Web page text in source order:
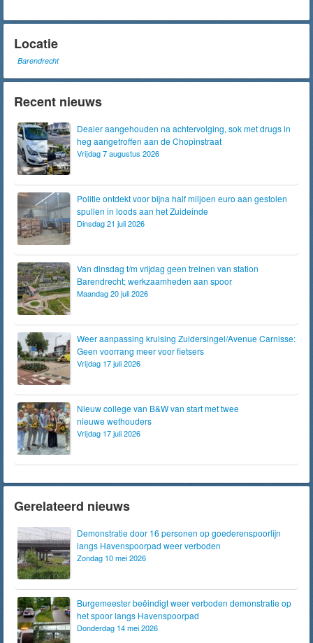
Locatie
Barendrecht
Recent nieuws
Dealer aangehouden na achtervolging, sok met drugs in
heg aangetroffen aan de Chopinstraat
Vrijdag 7 augustus 2026
Politie ontdekt voor bijna half miljoen euro aan gestolen
spullen in loods aan het Zuideinde
Dinsdag 21 juli 2026
Van dinsdag t/m vrijdag geen treinen van station
Barendrecht; werkzaamheden aan spoor
Maandag 20 juli 2026
Weer aanpassing kruising Zuidersingel/Avenue Carnisse:
Geen voorrang meer voor fietsers
Vrijdag 17 juli 2026
Nieuw college van B&W van start met twee
nieuwe wethouders
Vrijdag 17 juli 2026
Gerelateerd nieuws
Demonstratie door 16 personen op goederenspoorlijn
langs Havenspoorpad weer verboden
Zondag 10 mei 2026
Burgemeester beëindigt weer verboden demonstratie op
het spoor langs Havenspoorpad
Donderdag 14 mei 2026